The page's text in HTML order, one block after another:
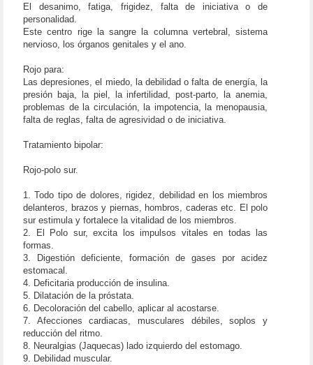
El desanimo, fatiga, frigidez, falta de iniciativa o de
personalidad.
Este centro rige la sangre la columna vertebral, sistema
nervioso, los órganos genitales y el ano.
Rojo para:
Las depresiones, el miedo, la debilidad o falta de energía, la
presión baja, la piel, la infertilidad, post-parto, la anemia,
problemas de la circulación, la impotencia, la menopausia,
falta de reglas, falta de agresividad o de iniciativa.
Tratamiento bipolar:
Rojo-polo sur.
1. Todo tipo de dolores, rigidez, debilidad en los miembros
delanteros, brazos y piernas, hombros, caderas etc. El polo
sur estimula y fortalece la vitalidad de los miembros.
2. El Polo sur, excita los impulsos vitales en todas las
formas.
3. Digestión deficiente, formación de gases por acidez
estomacal.
4. Deficitaria producción de insulina.
5. Dilatación de la próstata.
6. Decoloración del cabello, aplicar al acostarse.
7. Afecciones cardiacas, musculares débiles, soplos y
reducción del ritmo.
8. Neuralgias (Jaquecas) lado izquierdo del estomago.
9. Debilidad muscular.